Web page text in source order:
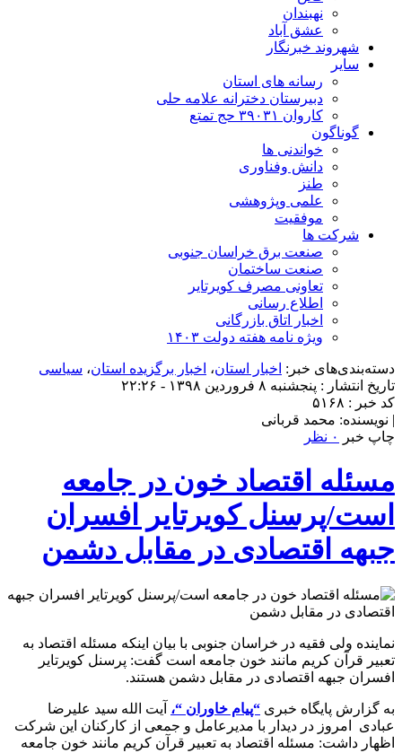
نهبندان
عشق آباد
شهروند خبرنگار
سایر
رسانه های استان
دبیرستان دخترانه علامه حلی
کاروان ۳۹۰۳۱ حج تمتع
گوناگون
خواندنی ها
دانش وفناوری
طنز
علمی وپژوهشی
موفقیت
شرکت ها
صنعت برق خراسان جنوبی
صنعت ساختمان
تعاونی مصرف کویرتایر
اطلاع رسانی
اخبار اتاق بازرگانی
ویژه نامه هفته دولت ۱۴۰۳
دسته‌بندی‌های خبر: اخبار استان، اخبار برگزیده استان، سیاسی
تاریخ انتشار : پنجشنبه ۸ فروردین ۱۳۹۸ - ۲۲:۲۶
کد خبر : ۵۱۶۸
| نویسنده: محمد قربانی
چاپ خبر
۰ نظر
مسئله اقتصاد خون در جامعه
است/پرسنل کویرتایر افسران
جبهه اقتصادی در مقابل دشمن
نماینده ولی فقیه در خراسان جنوبی با بیان اینکه مسئله اقتصاد به
تعبیر قرآن کریم مانند خون جامعه است گفت: پرسنل کویرتایر
افسران جبهه اقتصادی در مقابل دشمن هستند.
به گزارش پایگاه خبری “پیام خاوران “، آیت الله سید علیرضا
عبادی امروز در دیدار با مدیرعامل و جمعی از کارکنان این شرکت
اظهار داشت: مسئله اقتصاد به تعبیر قرآن کریم مانند خون جامعه